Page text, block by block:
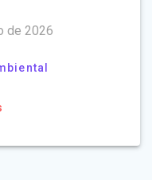
de 2026